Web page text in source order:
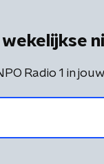
wekelijkse
Radio 1 in